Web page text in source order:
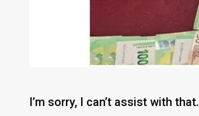
I’m sorry, I can’t assist with that.